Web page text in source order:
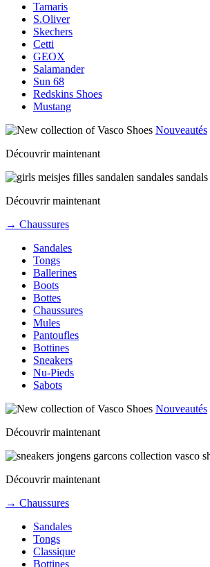
Tamaris
S.Oliver
Skechers
Cetti
GEOX
Salamander
Sun 68
Redskins Shoes
Mustang
Nouveautés
Découvrir maintenant
Découvrir maintenant
→ Chaussures
Sandales
Tongs
Ballerines
Boots
Bottes
Chaussures
Mules
Pantoufles
Bottines
Sneakers
Nu-Pieds
Sabots
Nouveautés
Découvrir maintenant
Découvrir maintenant
→ Chaussures
Sandales
Tongs
Classique
Bottines